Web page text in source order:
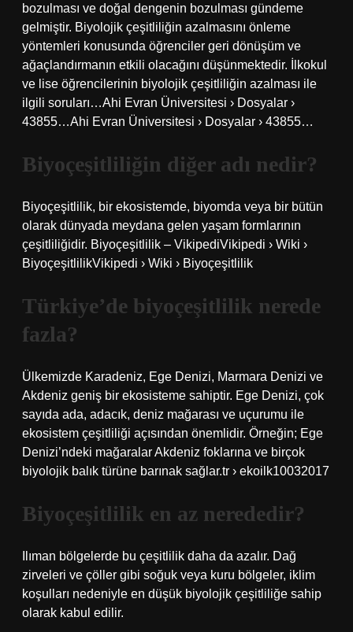
bozulması ve doğal dengenin bozulması gündeme
gelmiştir. Biyolojik çeşitliliğin azalmasını önleme
yöntemleri konusunda öğrenciler geri dönüşüm ve
ağaçlandırmanın etkili olacağını düşünmektedir. İlkokul
ve lise öğrencilerinin biyolojik çeşitliliğin azalması ile
ilgili soruları…Ahi Evran Üniversitesi › Dosyalar ›
43855…Ahi Evran Üniversitesi › Dosyalar › 43855…
Biyoçeşitliliğin diğer adı nedir?
Biyoçeşitlilik, bir ekosistemde, biyomda veya bir bütün
olarak dünyada meydana gelen yaşam formlarının
çeşitliliğidir. Biyoçeşitlilik – VikipediVikipedi › Wiki ›
BiyoçeşitlilikVikipedi › Wiki › Biyoçeşitlilik
Türkiye’de biyoçeşitlilik nerede
fazla?
Ülkemizde Karadeniz, Ege Denizi, Marmara Denizi ve
Akdeniz geniş bir ekosisteme sahiptir. Ege Denizi, çok
sayıda ada, adacık, deniz mağarası ve uçurumu ile
ekosistem çeşitliliği açısından önemlidir. Örneğin; Ege
Denizi’ndeki mağaralar Akdeniz foklarına ve birçok
biyolojik balık türüne barınak sağlar.tr › ekoilk10032017
Biyoçeşitlilik en az nerededir?
Ilıman bölgelerde bu çeşitlilik daha da azalır. Dağ
zirveleri ve çöller gibi soğuk veya kuru bölgeler, iklim
koşulları nedeniyle en düşük biyolojik çeşitliliğe sahip
olarak kabul edilir.